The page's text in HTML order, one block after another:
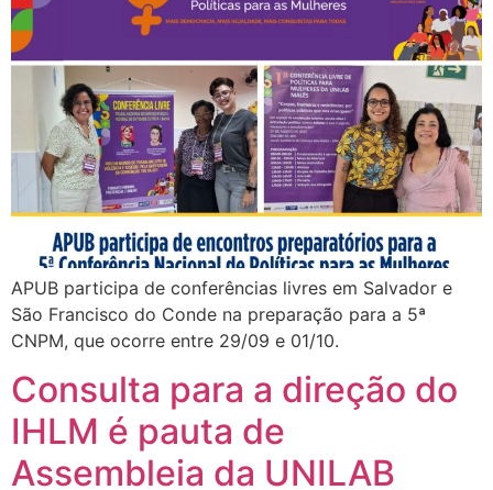
APUB participa de conferências livres em Salvador e
São Francisco do Conde na preparação para a 5ª
CNPM, que ocorre entre 29/09 e 01/10.
Consulta para a direção do
IHLM é pauta de
Assembleia da UNILAB